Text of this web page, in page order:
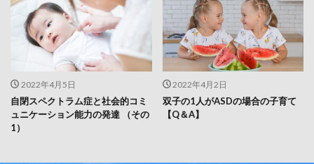
2022年4月5日
自閉スペクトラム症と社会的コミ
ュニケーション能力の発達 （その
1）
2022年4月2日
双子の1人がASDの場合の子育て
【Q＆A】